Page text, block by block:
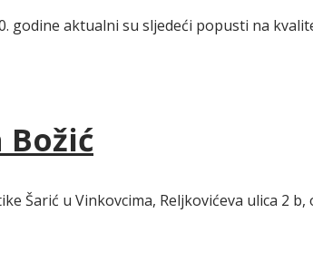
godine aktualni su sljedeći popusti na
Šarić u Vinkovcima, Reljkovićeva ulica 2